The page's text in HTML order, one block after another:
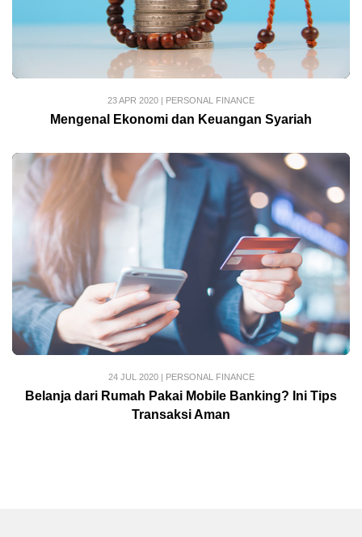
23 APR 2020 | PERSONAL FINANCE
Mengenal Ekonomi dan Keuangan Syariah
24 JUL 2020| PERSONAL FINANCE
Belanja dari Rumah Pakai Mobile Banking? Ini Tips
Transaksi Aman